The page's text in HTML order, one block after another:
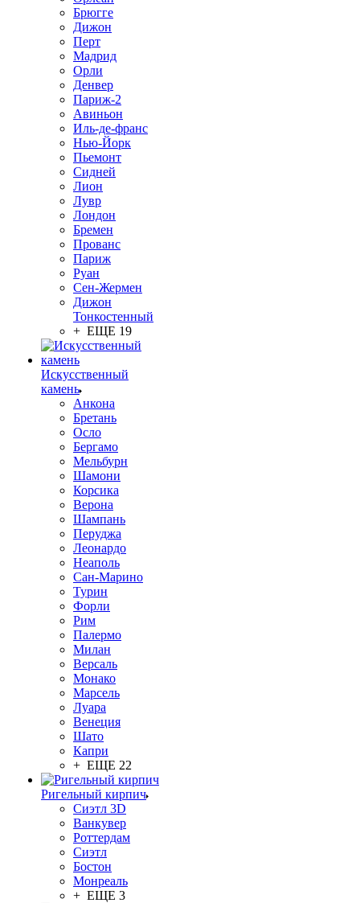
Брюгге
Дижон
Перт
Мадрид
Орли
Денвер
Париж-2
Авиньон
Иль-де-франс
Нью-Йорк
Пьемонт
Сидней
Лион
Лувр
Лондон
Бремен
Прованс
Париж
Руан
Сен-Жермен
Дижон
Тонкостенный
+ ЕЩЕ 19
Искусственный
камень
Анкона
Бретань
Осло
Бергамо
Мельбурн
Шамони
Корсика
Верона
Шампань
Перуджа
Леонардо
Неаполь
Сан-Марино
Турин
Форли
Рим
Палермо
Милан
Версаль
Монако
Марсель
Луара
Венеция
Шато
Капри
+ ЕЩЕ 22
Ригельный кирпич
Сиэтл 3D
Ванкувер
Роттердам
Сиэтл
Бостон
Монреаль
+ ЕЩЕ 3